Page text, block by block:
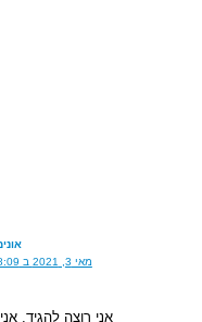
אונימית
מאי 3, 2021 ב 18:09
אני רוצה להגיד,